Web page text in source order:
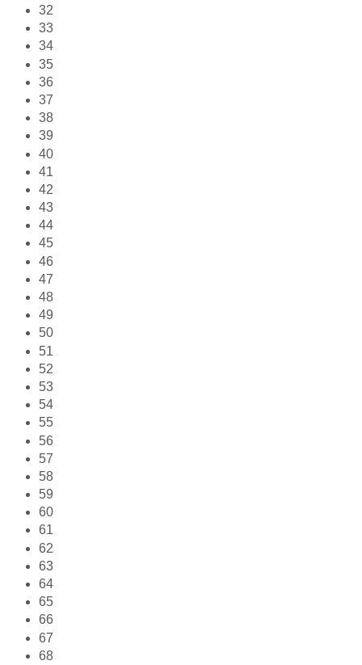
32
33
34
35
36
37
38
39
40
41
42
43
44
45
46
47
48
49
50
51
52
53
54
55
56
57
58
59
60
61
62
63
64
65
66
67
68